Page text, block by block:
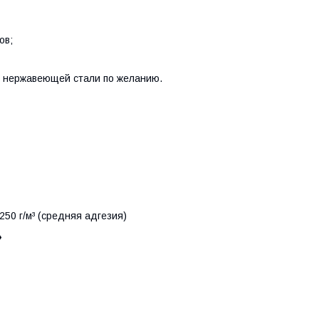
нержавеющей стали по желанию.
г/м³ (средняя адгезия)